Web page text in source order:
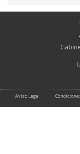
Aviso Legal